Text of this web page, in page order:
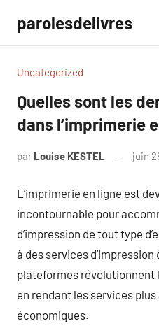
contenu
parolesdelivres
Uncategorized
Quelles sont les
dans l’imprimerie
par Louise KESTEL juin
L’imprimerie en ligne est
incontournable pour
d’impression de tout type
à des services
plateformes révolutionnent
en rendant les services
économiques.